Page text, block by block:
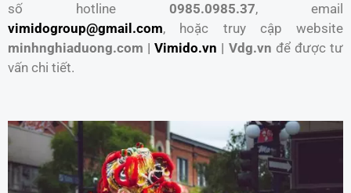
số hotline 0985.0985.37, email
vimidogroup@gmail.com, hoặc truy cập website
minhnghiaduong.com |Vimido.vn | Vdg.vn để được tư
vấn chi tiết.